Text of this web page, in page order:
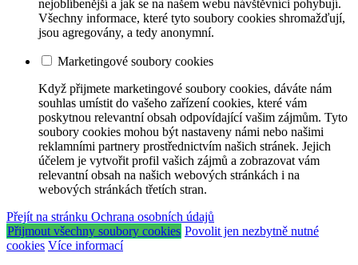
nejoblíbenější a jak se na našem webu návštěvníci pohybují.
Všechny informace, které tyto soubory cookies shromažďují,
jsou agregovány, a tedy anonymní.
Marketingové soubory cookies
Když přijmete marketingové soubory cookies, dáváte nám
souhlas umístit do vašeho zařízení cookies, které vám
poskytnou relevantní obsah odpovídající vašim zájmům. Tyto
soubory cookies mohou být nastaveny námi nebo našimi
reklamními partnery prostřednictvím našich stránek. Jejich
účelem je vytvořit profil vašich zájmů a zobrazovat vám
relevantní obsah na našich webových stránkách i na
webových stránkách třetích stran.
Přejít na stránku Ochrana osobních údajů
Přijmout všechny soubory cookies Povolit jen nezbytně nutné
cookies Více informací